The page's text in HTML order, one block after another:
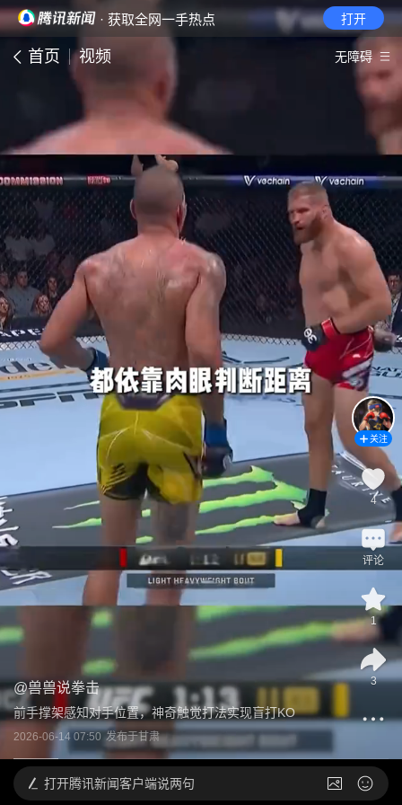
· 获取全网一手热点 打开
首页 视频 无障碍
@兽兽说拳击
前手撑架感知对手位置，神奇触觉打法实现盲打KO
2026-06-14 07:50 发布于甘肃
关注
4
评论
1
3
打开腾讯新闻客户端说两句